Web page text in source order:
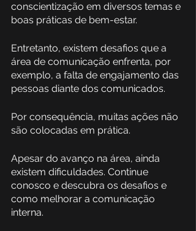
conscientização em diversos temas e
boas práticas de bem-estar.
Entretanto, existem desafios que a
área de comunicação enfrenta, por
exemplo, a falta de engajamento das
pessoas diante dos comunicados.
Por consequência, muitas ações não
são colocadas em prática.
Apesar do avanço na área, ainda
existem dificuldades. Continue
conosco e descubra os desafios e
como melhorar a comunicação
interna.